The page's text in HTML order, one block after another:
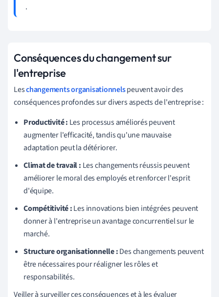
.
Conséquences du changement sur
l'entreprise
Leschangements organisationnelspeuvent avoir des
conséquences profondes sur divers aspects de l'entreprise :
Productivité : Les processus améliorés peuvent
augmenter l'efficacité, tandis qu'une mauvaise
adaptation peut la détériorer.
Climat de travail : Les changements réussis peuvent
améliorer le moral des employés et renforcer l'esprit
d'équipe.
Compétitivité :Les innovations bien intégrées peuvent
donner à l'entreprise un avantage concurrentiel sur le
marché.
Structure organisationnelle :Des changements peuvent
être nécessaires pour réaligner les rôles et
responsabilités.
Veiller à surveiller ces conséquences et à les évaluer